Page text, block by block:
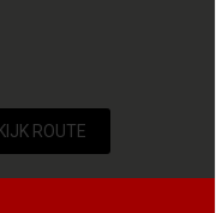
ROUTE